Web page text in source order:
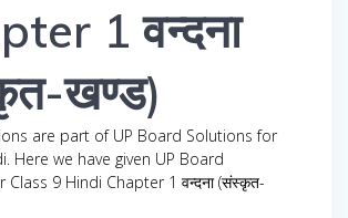
1 वन्दना
खण्ड)
are part of UP Board Solutions for
Here we have given UP Board
Class 9 Hindi Chapter 1 वन्दना (संस्कृत-